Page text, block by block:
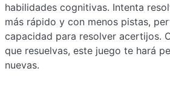
habilidades cognitivas. Intenta
más rápido y con menos pistas,
capacidad para resolver acertijos.
que resuelvas, este juego te hará
nuevas.